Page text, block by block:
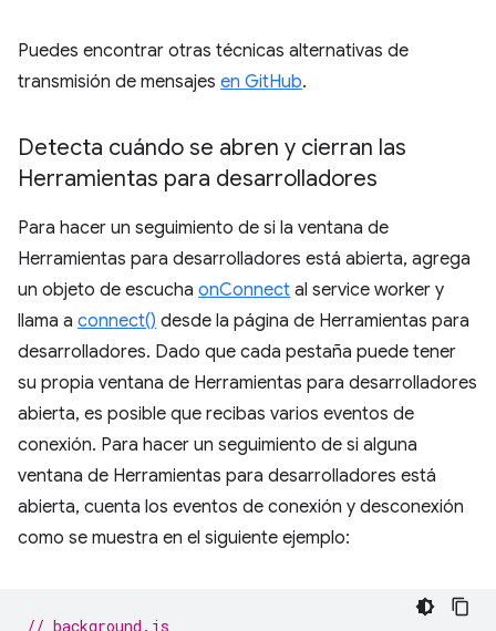
Puedes encontrar otras técnicas alternativas de
transmisión de mensajes en GitHub.
Detecta cuándo se abren y cierran las
Herramientas para desarrolladores
Para hacer un seguimiento de si la ventana de
Herramientas para desarrolladores está abierta, agrega
un objeto de escucha onConnect al service worker y
llama a connect() desde la página de Herramientas para
desarrolladores. Dado que cada pestaña puede tener
su propia ventana de Herramientas para desarrolladores
abierta, es posible que recibas varios eventos de
conexión. Para hacer un seguimiento de si alguna
ventana de Herramientas para desarrolladores está
abierta, cuenta los eventos de conexión y desconexión
como se muestra en el siguiente ejemplo:
// background.js